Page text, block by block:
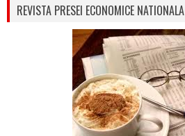
REVISTA PRESEI ECONOMICE NATIONALA